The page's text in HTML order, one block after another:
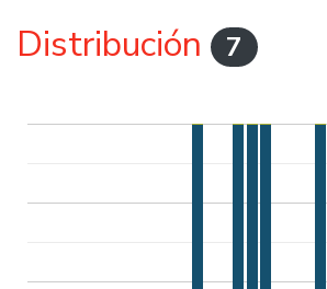
Distribución 7